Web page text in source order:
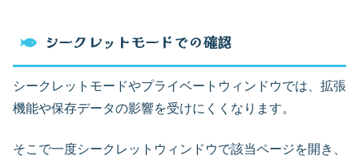
シークレットモードでの確認
シークレットモードやプライベートウィンドウでは、拡張
機能や保存データの影響を受けにくくなります。
そこで一度シークレットウィンドウで該当ページを開き、